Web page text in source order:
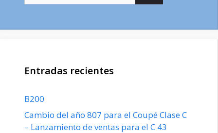
Entradas recientes
B200
Cambio del año 807 para el Coupé Clase C
– Lanzamiento de ventas para el C 43